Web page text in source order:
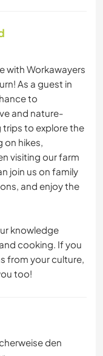
with Workawayers
As a guest in
to
and nature-
trips to explore the
on hikes,
visiting our farm
join us on family
and enjoy the
knowledge
cooking. If you
from your culture,
too!
den